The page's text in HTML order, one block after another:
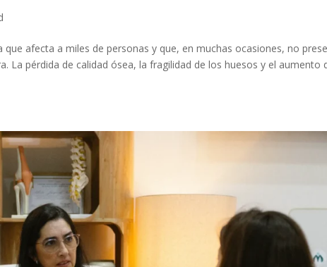
afecta a miles de personas y que, en muchas ocasiones, no
La pérdida de calidad ósea, la fragilidad de los huesos y el aumento